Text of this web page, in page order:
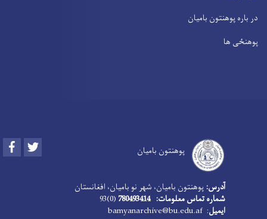
در باره پوهنتون بامیان
پوهنځی ها
پوهنتون بامیان Facebook
آدرس: پوهنتون بامیان، شهر نو بامیان، افغانستان
شماره تماس معلومات: 780493414
(0)93
ایمیل: bamyanarchive@bu.edu.af